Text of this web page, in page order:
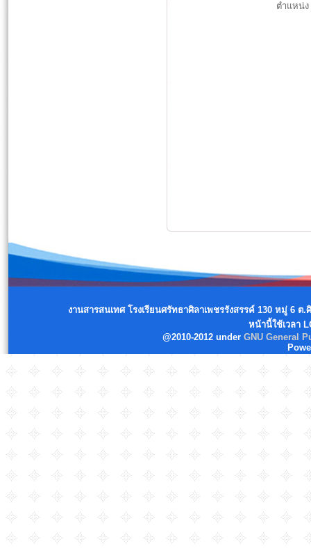
ตำแหน่
งานสารสนเทศ โรงเรียนศรัทธาศิลาเพชรรังสรรค์ 130 หมู่ 6
หน้านี้ใช้เวลา
@2010-2012 under GNU General